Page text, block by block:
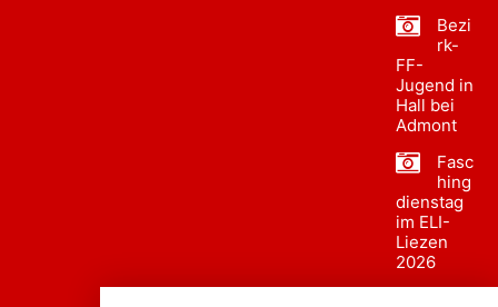
Bezi
rk-
FF-
Jugend in
Hall bei
Admont
Fasc
hing
dienstag
im ELI-
Liezen
2026